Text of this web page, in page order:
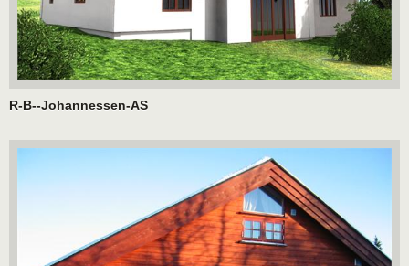
R-B--Johannessen-AS